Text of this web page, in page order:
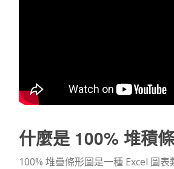
什麼是 100% 堆積
100% 堆疊條形圖是一種 Excel 圖